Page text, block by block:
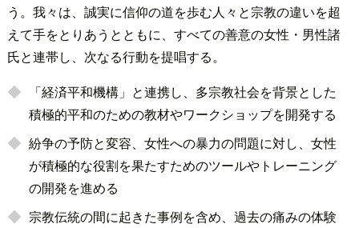
う。我々は、誠実に信仰の道を歩む人々と宗教の違いを超
えて手をとりあうとともに、すべての善意の女性・男性諸
氏と連帯し、次なる行動を提唱する。
「経済平和機構」と連携し、多宗教社会を背景とした
積極的平和のための教材やワークショップを開発する
紛争の予防と変容、女性への暴力の問題に対し、女性
が積極的な役割を果たすためのツールやトレーニング
の開発を進める
宗教伝統の間に起きた事例を含め、過去の痛みの体験